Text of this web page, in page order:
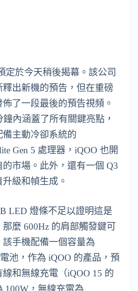
定於今天稍後揭幕。該公司
出新機的預告，但在重磅
了一段最後的預告視頻。
內涵蓋了所有關鍵亮點，
主動冷卻系統的
Gen 5 處理器，iQOO 也開
市場。此外，還有一個 Q3
級和幀生成。
LED 燈條不足以證明這是
麼 600Hz 的肩部觸發鍵可
手機配備一個容量為
池，作為 iQOO 的產品，預
和無線充電（iQOO 15 的
100W，無線充電為